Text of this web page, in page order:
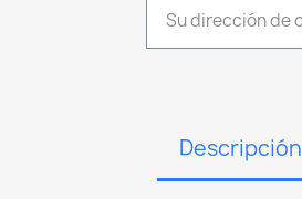
Descripción